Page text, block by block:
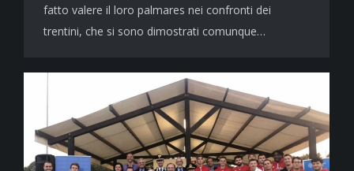
fatto valere il loro palmares nei confronti dei
trentini, che si sono dimostrati comunque…